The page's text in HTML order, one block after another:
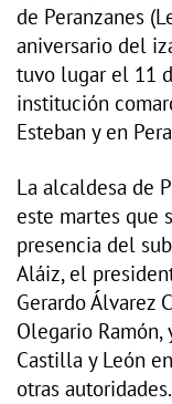
de Peranzanes
aniversario del
tuvo lugar el 11
institución
Esteban y en
La alcaldesa de
este martes que
presencia del
Aláiz, el
Gerardo Álvarez
Olegario
Castilla y León
otras autoridades.